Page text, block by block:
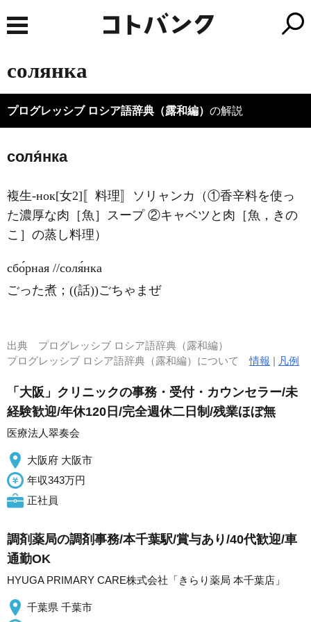
солянка
プログレッシブ ロシア語辞典（露和編） の解説
соля́нка
複生-нок[女2]〚料理〛ソリャンカ（①香辛料を使っ
た濃厚な肉［魚］スープ ②キャベツと肉［魚，きの
こ］の蒸し料理）
сбо́рная //соля́нка
ごった煮；((話))ごちゃまぜ
出典 プログレッシブ ロシア語辞典（露和編）
プログレッシブ ロシア語辞典（露和編）について情報 | 凡例
「大阪」クリニックの事務・受付・カウンセラー/未
経験歓迎/年休120日/完全週休二日制/残業ほぼ無
医療法人翠奏会
大阪府 大阪市
年収343万円
正社員
調剤薬局の調剤事務/本千葉駅/賞与あり/40代歓迎/車
通勤OK
HYUGA PRIMARY CARE株式会社「きらり薬局 本千葉店」
千葉県 千葉市